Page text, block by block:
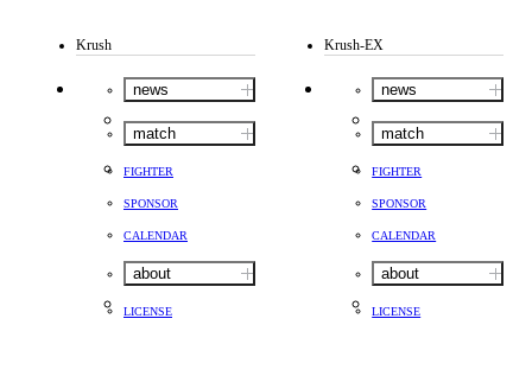
Krush
news
match
FIGHTER
SPONSOR
CALENDAR
about
LICENSE
Krush-EX
news
match
FIGHTER
SPONSOR
CALENDAR
about
LICENSE